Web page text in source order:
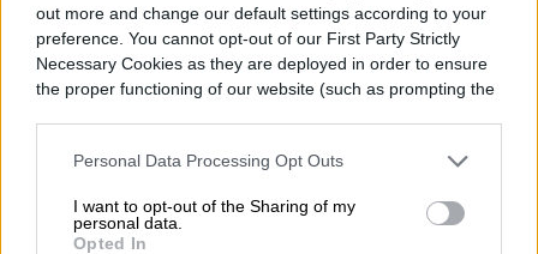
out more and change our default settings according to your
preference. You cannot opt-out of our First Party Strictly
Necessary Cookies as they are deployed in order to ensure
the proper functioning of our website (such as prompting the
Personal Data Processing Opt Outs
I want to opt-out of the Sharing of my
personal data.
Opted In
archivos en un archivo comprimido de
varios tipos.